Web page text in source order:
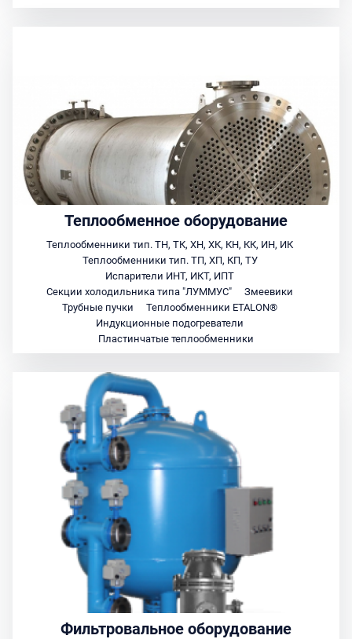
Теплообменное оборудование
Теплообменники тип. ТН, ТК, ХН, ХК, КН, КК, ИН, ИК
Теплообменники тип. ТП, ХП, КП, ТУ
Испарители ИНТ, ИКТ, ИПТ
Секции холодильника типа "ЛУММУС"
Змеевики
Трубные пучки
Теплообменники ETALON®
Индукционные подогреватели
Пластинчатые теплообменники
Фильтровальное оборудование